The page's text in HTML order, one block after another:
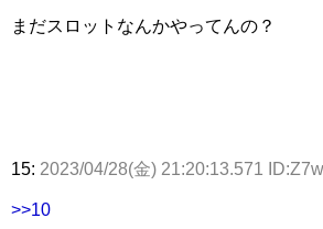
まだスロットなんかやってんの？
15: 2023/04/28(金) 21:20:13.571
>>10